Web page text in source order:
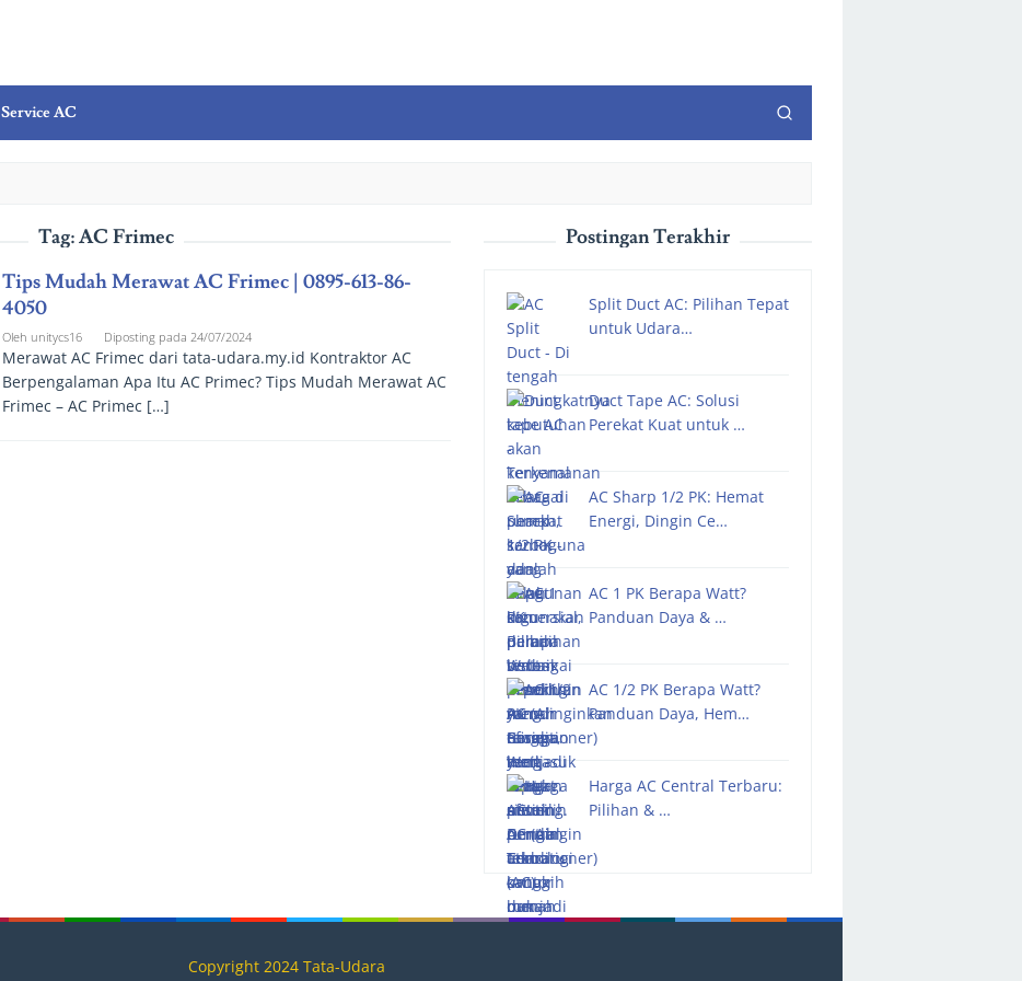
Service AC
Tag:AC Frimec
Tips Mudah Merawat AC Frimec | 0895-613-86-
4050
Oleh unitycs16 Diposting pada 24/07/2024
Merawat AC Frimec dari tata-udara.my.id Kontraktor AC
Berpengalaman Apa Itu AC Primec? Tips Mudah Merawat AC
Frimec – AC Primec […]
Postingan Terakhir
Split Duct AC: Pilihan Tepat
untuk Udara…
Duct Tape AC: Solusi
Perekat Kuat untuk …
AC Sharp 1/2 PK: Hemat
Energi, Dingin Ce…
AC 1 PK Berapa Watt?
Panduan Daya & …
AC 1/2 PK Berapa Watt?
Panduan Daya, Hem…
Harga AC Central Terbaru:
Pilihan & …
Copyright 2024 Tata-Udara